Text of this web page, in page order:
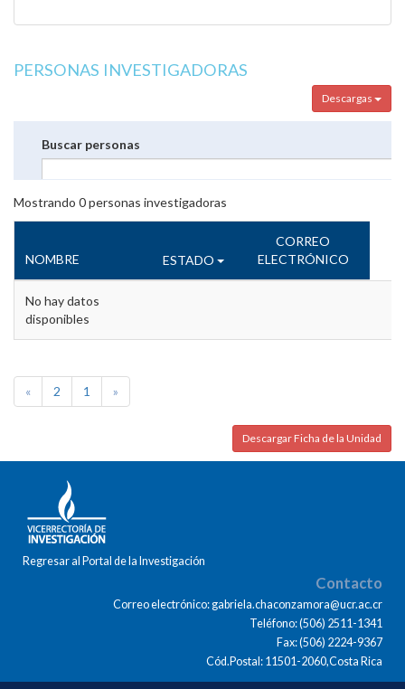
PERSONAS INVESTIGADORAS
Descargas
Buscar personas
Mostrando 0personas investigadoras
NOMBRE ESTADO
CORREO
ELECTRÓNICO
No hay datos
disponibles
« 2 1 »
Descargar Ficha de la Unidad
Regresar al Portal de la Investigación
Contacto
Correo electrónico: gabriela.chaconzamora@ucr.ac.cr
Teléfono: (506) 2511-1341
Fax: (506) 2224-9367
Cód.Postal: 11501-2060,Costa Rica